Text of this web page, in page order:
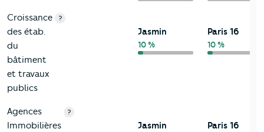
Croissance
des étab.
du
bâtiment
et travaux
publics
?
Jasmin
10 %
Paris 16
10 %
Agences
Immobilières
?
Jasmin
Paris 16